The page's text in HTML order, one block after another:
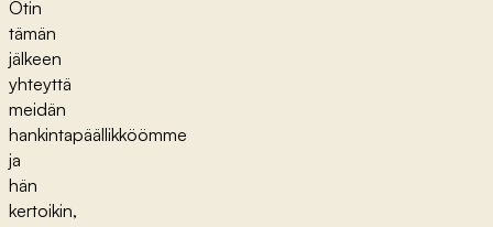
Otin
tämän
jälkeen
yhteyttä
meidän
hankintapäällikköömme
ja
hän
kertoikin,